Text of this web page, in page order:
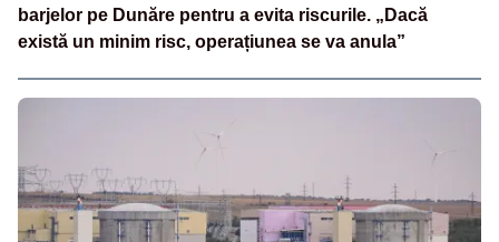
barjelor pe Dunăre pentru a evita riscurile. „Dacă
există un minim risc, operațiunea se va anula”